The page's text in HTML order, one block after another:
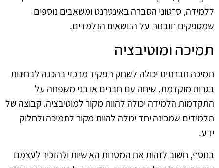
ללמידה, סרטוני הסברה באינטרנט ומשאבים נוספים
שמספקים תובנות על הנושאים הנלמדים.
תמיכה ומוטיבציה
תמיכה חברתית יכולה לשחק תפקיד מרכזי בהכנה לבחינות
בגרות מוקדמת. שיחה עם חברים או בני משפחה על
התקדמות הלמידה יכולה להוות מקור למוטיבציה. קבוצה של
תלמידים שמכינה יחד יכולה להוות מקור לתמיכה ולחלוק
ידע.
בנוסף, חשוב לזהות את המטרות האישיות ולהזכיר לעצמם